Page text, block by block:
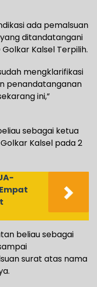
ada pemalsuan
ditandatangani
Kalsel Terpilih.
mengklarifikasi
penandatanganan
ini,”
sebagai ketua
Kalsel pada 2
beliau sebagai
surat atas nama